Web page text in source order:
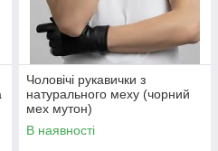
Чоловічі рукавички з
натурального меху (чорний
мех мутон)
В наявності